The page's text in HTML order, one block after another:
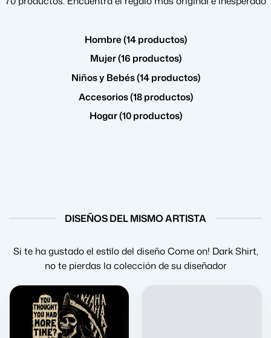
Hombre (14 productos)
Mujer (16 productos)
Niños y Bebés (14 productos)
Accesorios (18 productos)
Hogar (10 productos)
DISEÑOS DEL MISMO ARTISTA
Si te ha gustado el estilo del diseño Come on! Dark Shirt,
no te pierdas la colección de su diseñador